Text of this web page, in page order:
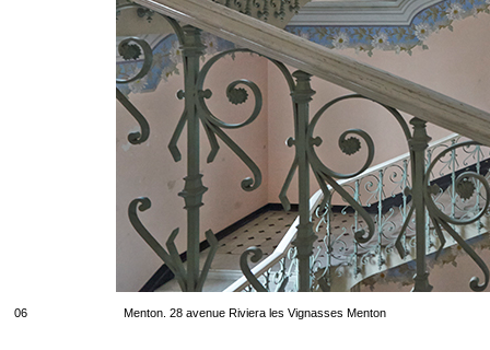
06 Menton. 28 avenue Riviera les Vignasses Menton